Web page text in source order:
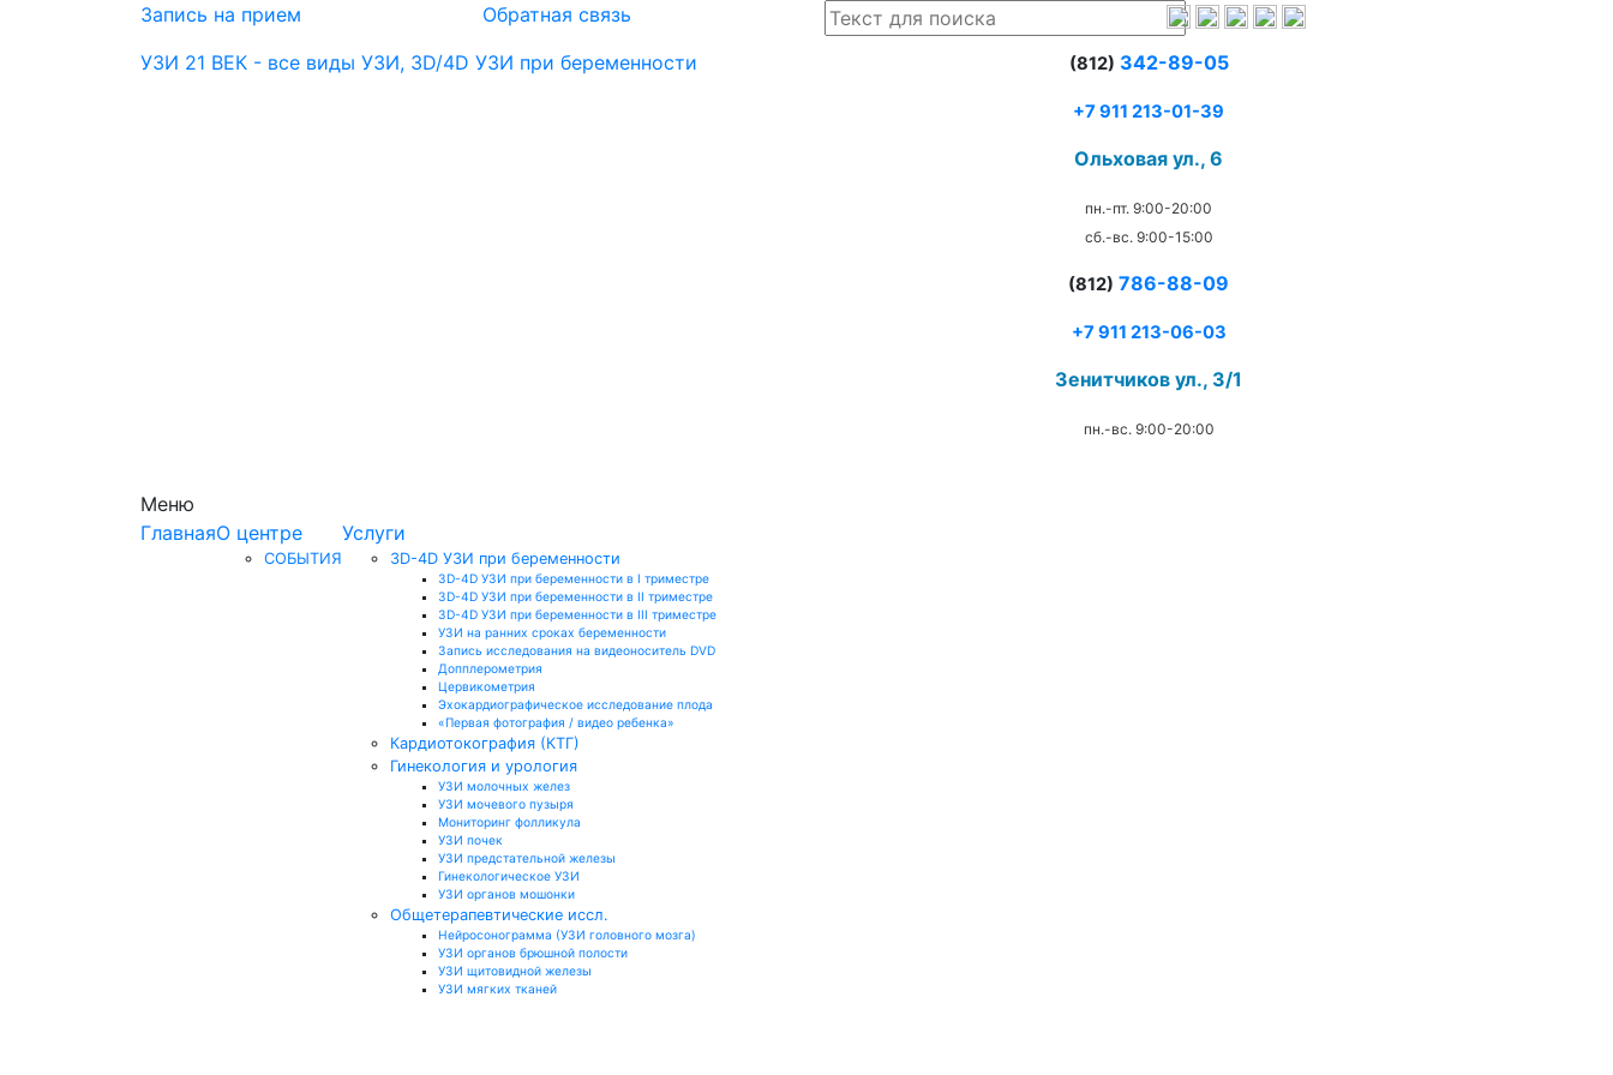
Запись на прием Обратная связь
УЗИ 21 ВЕК - все виды УЗИ, 3D/4D УЗИ при беременности (812) 342-89-05
+7 911 213-01-39
Ольховая ул., 6
пн.-пт. 9:00-20:00
сб.-вс. 9:00-15:00
(812) 786-88-09
+7 911 213-06-03
Зенитчиков ул., 3/1
пн.-вс. 9:00-20:00
Меню
ГлавнаяО центре
СОБЫТИЯ
Услуги
3D-4D УЗИ при беременности
3D-4D УЗИ при беременности в I триместре
3D-4D УЗИ при беременности в II триместре
3D-4D УЗИ при беременности в III триместре
УЗИ на ранних сроках беременности
Запись исследования на видеоноситель DVD
Допплерометрия
Цервикометрия
Эхокардиографическое исследование плода
«Первая фотография / видео ребенка»
Кардиотокография (КТГ)
Гинекология и урология
УЗИ молочных желез
УЗИ мочевого пузыря
Мониторинг фолликула
УЗИ почек
УЗИ предстательной железы
Гинекологическое УЗИ
УЗИ органов мошонки
Общетерапевтические иссл.
Нейросонограмма (УЗИ головного мозга)
УЗИ органов брюшной полости
УЗИ щитовидной железы
УЗИ мягких тканей